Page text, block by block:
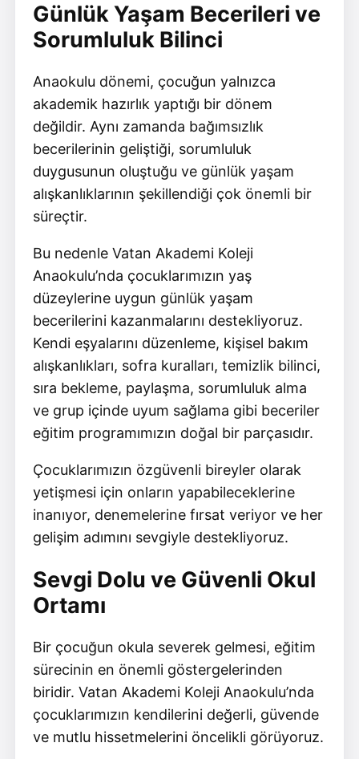
Günlük Yaşam Becerileri ve
Sorumluluk Bilinci
Anaokulu dönemi, çocuğun yalnızca
akademik hazırlık yaptığı bir dönem
değildir. Aynı zamanda bağımsızlık
becerilerinin geliştiği, sorumluluk
duygusunun oluştuğu ve günlük yaşam
alışkanlıklarının şekillendiği çok önemli bir
süreçtir.
Bu nedenle Vatan Akademi Koleji
Anaokulu’nda çocuklarımızın yaş
düzeylerine uygun günlük yaşam
becerilerini kazanmalarını destekliyoruz.
Kendi eşyalarını düzenleme, kişisel bakım
alışkanlıkları, sofra kuralları, temizlik bilinci,
sıra bekleme, paylaşma, sorumluluk alma
ve grup içinde uyum sağlama gibi beceriler
eğitim programımızın doğal bir parçasıdır.
Çocuklarımızın özgüvenli bireyler olarak
yetişmesi için onların yapabileceklerine
inanıyor, denemelerine fırsat veriyor ve her
gelişim adımını sevgiyle destekliyoruz.
Sevgi Dolu ve Güvenli Okul
Ortamı
Bir çocuğun okula severek gelmesi, eğitim
sürecinin en önemli göstergelerinden
biridir. Vatan Akademi Koleji Anaokulu’nda
çocuklarımızın kendilerini değerli, güvende
ve mutlu hissetmelerini öncelikli görüyoruz.